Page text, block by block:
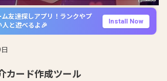
ム友達探しアプリ！ランクやプ
人と遊べるよ🎉
Install Now
カード作成ツール